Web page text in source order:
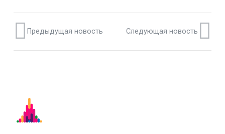
Предыдущая новость Следующая новость